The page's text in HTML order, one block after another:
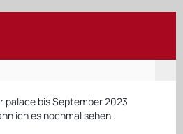
palace bis September 2023
ich es nochmal sehen .